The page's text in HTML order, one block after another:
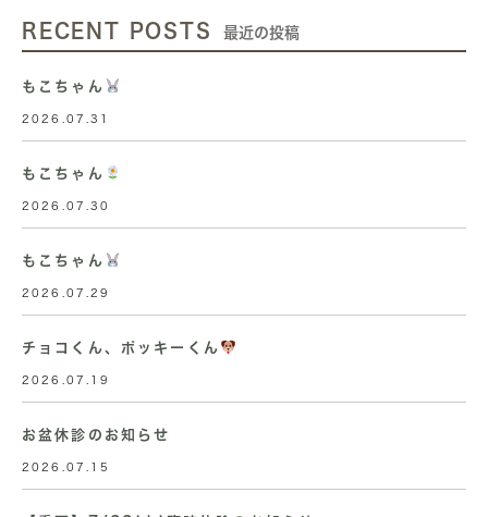
RECENT POSTS 最近の投稿
もこちゃん
2026.07.31
もこちゃん
2026.07.30
もこちゃん
2026.07.29
チョコくん、ポッキーくん
2026.07.19
お盆休診のお知らせ
2026.07.15